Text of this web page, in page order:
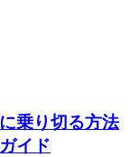
乗り切る方法
イド